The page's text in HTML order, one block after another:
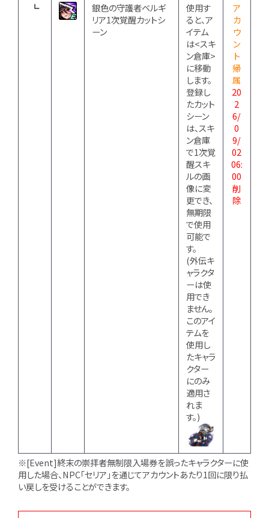
┗
銀色の守護者ベルギ
リア1次覚醒カットシ
ーン
使用す
ると、ア
イテム
は<スキ
ン倉庫>
に移動
します。
登録し
たカット
シーン
は、スキ
ン倉庫
で1次覚
醒スキ
ルの画
像に変
更でき、
無期限
で使用
可能で
す。
(外伝キ
ャラクタ
ーは使
用でき
ません。
このアイ
テムを
使用し
たキャラ
クター
にのみ
適用さ
れま
す。)
ア
カ
ウ
ン
ト
帰
属
20
2
6/
0
9/
02
06:
00
削
除
※[Event]終末の崇拝者無制限入場券を誤ったキャラクターに使
用した場合、NPC「セリア」を通じてアカウントあたり1回に限り払
い戻しを受けることができます。